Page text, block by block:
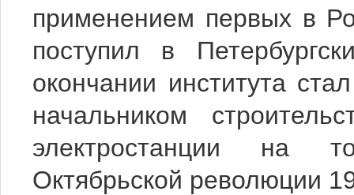
применением первых в
поступил в
окончании института
начальником
электростанции на
Октябрьской революции